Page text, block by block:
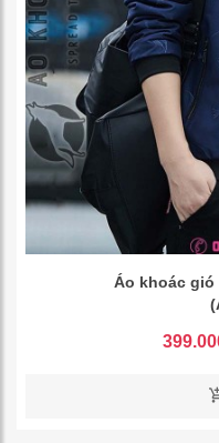
Áo khoác gió